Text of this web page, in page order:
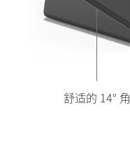
舒适的 14° 角